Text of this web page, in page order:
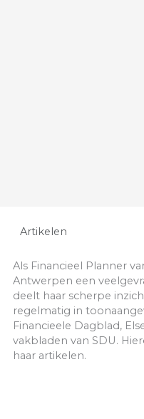
Artikelen
Als Financieel Planner
Antwerpen een
deelt haar scherpe
regelmatig in
Financieele Dagblad,
vakbladen van SDU.
haar artikelen.